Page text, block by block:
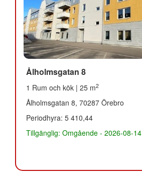
Ålholmsgatan 8
1 Rum och kök | 25 m2
Ålholmsgatan 8, 70287 Örebro
Periodhyra: 5 410,44
Tillgänglig: Omgående - 2026-08-14